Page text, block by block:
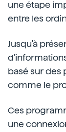
une étape
entre les
Jusqu'à
basé sur des
comme le
Ces
une